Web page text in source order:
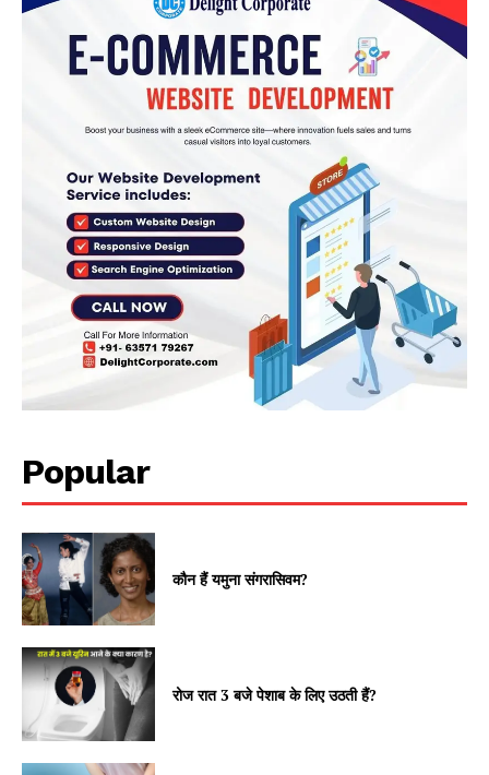
Popular
कौन हैं यमुना संगरासिवम?
रोज रात 3 बजे पेशाब के लिए उठती हैं?